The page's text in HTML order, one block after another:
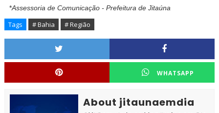
*Assessoria de Comunicação - Prefeitura de Jitaúna
Tags # Bahia # Região
WHATSAPP
About jitaunaemdia